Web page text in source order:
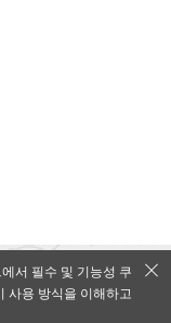
서 필수 및 기능성 쿠
사용 방식을 이해하고